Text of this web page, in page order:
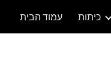
Skip to
עמוד הבית כיתות